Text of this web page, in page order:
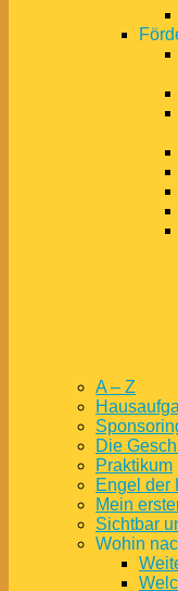
A – Z
Die
Praktikum
Engel der
Mein
Sichtbar
Wohin